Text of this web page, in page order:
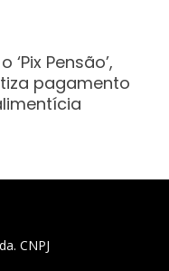
Pensão’,
pagamento
CNPJ